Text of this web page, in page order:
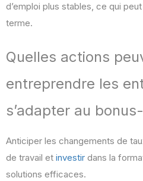
d’emploi plus stables, ce qui
terme.
Quelles actions
entreprendre les
s’adapter au
Anticiper les changements de
de travail et investir dans la
solutions efficaces.